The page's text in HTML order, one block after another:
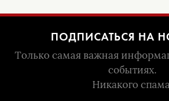
ПОДПИСАТЬСЯ НА
Только самая важная
событиях.
Никакого